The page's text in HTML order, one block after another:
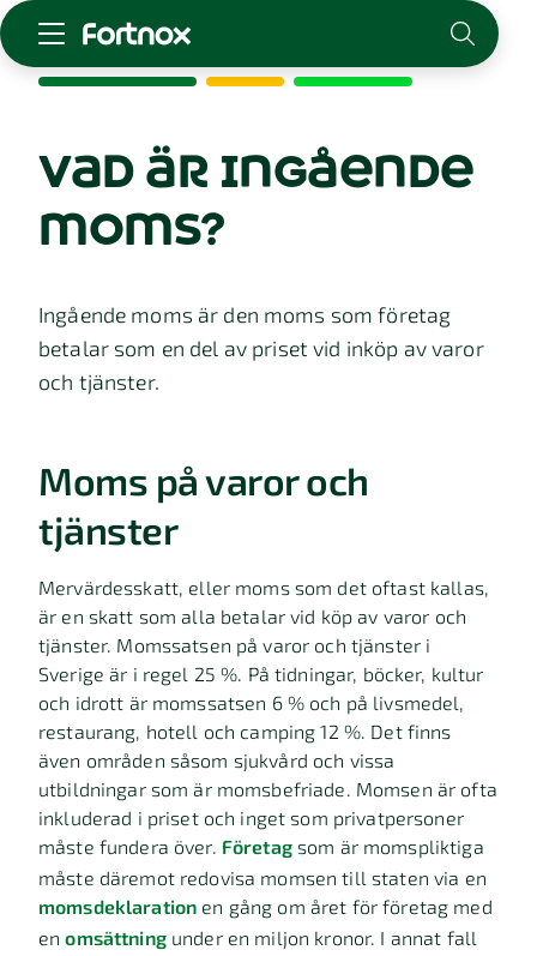
Skaffa Fortnox
För redovisningsbyrån
Kunskap & inspiration
Kontakt
Om Fortnox
Karriär
vad är ingående
moms?
Ingående moms är den moms som företag
betalar som en del av priset vid inköp av varor
och tjänster.
Moms på varor och
tjänster
Mervärdesskatt, eller moms som det oftast kallas,
är en skatt som alla betalar vid köp av varor och
tjänster. Momssatsen på varor och tjänster i
Sverige är i regel 25 %. På tidningar, böcker, kultur
och idrott är momssatsen 6 % och på livsmedel,
restaurang, hotell och camping 12 %. Det finns
även områden såsom sjukvård och vissa
utbildningar som är momsbefriade. Momsen är ofta
inkluderad i priset och inget som privatpersoner
måste fundera över. Företagsom är momspliktiga
måste däremot redovisa momsen till staten via en
momsdeklaration en gång om året för företag med
enomsättningunder en miljon kronor. I annat fall